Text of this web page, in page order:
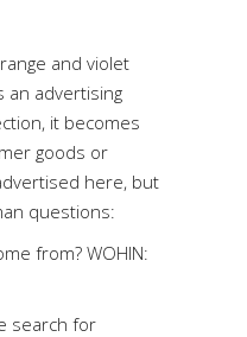
and violet
an advertising
it becomes
goods or
here, but
questions:
from? WOHIN:
search for